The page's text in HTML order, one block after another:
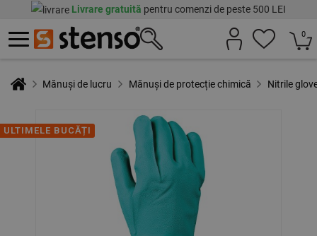
Livrare gratuită pentru comenzi de peste 500 LEI
0
Mănuși de lucru Mănuși de protecție chimică Nitrile
ULTIMELE BUCĂȚI